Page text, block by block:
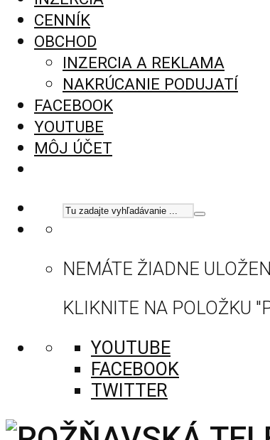
CENNÍK
OBCHOD
INZERCIA A REKLAMA
NAKRÚCANIE PODUJATÍ
FACEBOOK
YOUTUBE
MÔJ ÚČET
NEMÁTE ŽIADNE
KLIKNITE NA POLOŽKU
YOUTUBE
FACEBOOK
TWITTER